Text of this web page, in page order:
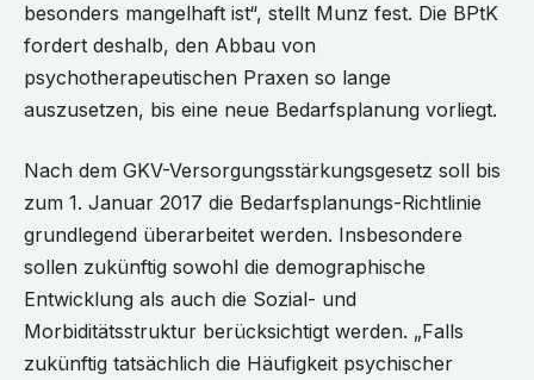
besonders mangelhaft ist“, stellt Munz fest. Die BPtK
fordert deshalb, den Abbau von
psychotherapeutischen Praxen so lange
auszusetzen, bis eine neue Bedarfsplanung vorliegt.
Nach dem GKV-Versorgungsstärkungsgesetz soll bis
zum 1. Januar 2017 die Bedarfsplanungs-Richtlinie
grundlegend überarbeitet werden. Insbesondere
sollen zukünftig sowohl die demographische
Entwicklung als auch die Sozial- und
Morbiditätsstruktur berücksichtigt werden. „Falls
zukünftig tatsächlich die Häufigkeit psychischer